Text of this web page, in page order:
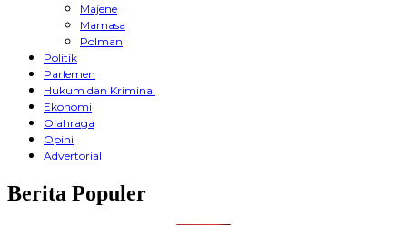
Majene
Mamasa
Polman
Politik
Parlemen
Hukum dan Kriminal
Ekonomi
Olahraga
Opini
Advertorial
Berita Populer